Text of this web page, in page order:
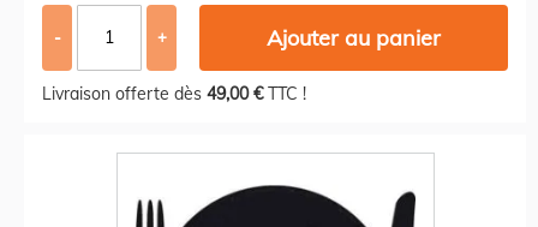
- + Ajouter au panier
Livraison offerte dès 49,00 €TTC !